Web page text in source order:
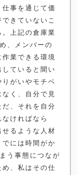
事を通じて価
きていないこ
上記の倉庫業
、メンバーの
業できる環境
ていると聞い
がいやモチベ
く、自分で見
、それを自分
ければなら
るような人材
には時間がか
う事態につなが
、私はその仕